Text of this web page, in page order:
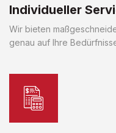
Individueller
Wir bieten
genau auf Ihre